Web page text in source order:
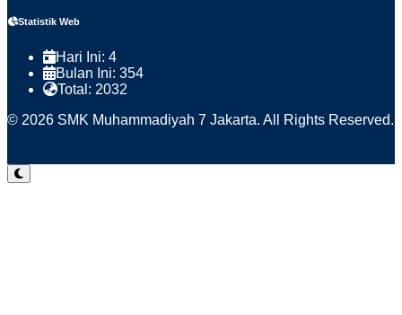
Statistik Web
Hari Ini: 4
Bulan Ini: 354
Total: 2032
© 2026 SMK Muhammadiyah 7 Jakarta. All Rights Reserved.